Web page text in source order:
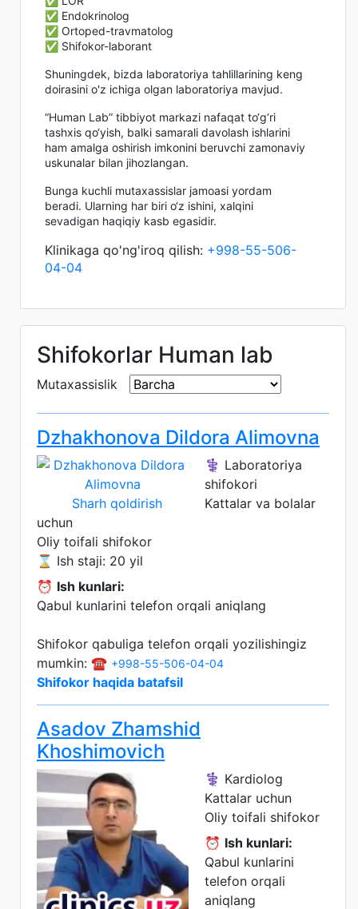
✅ Endokrinolog
✅ Ortoped-travmatolog
✅ Shifokor-laborant
Shuningdek, bizda laboratoriya tahlillarining keng
doirasini o'z ichiga olgan laboratoriya mavjud.
“Human Lab” tibbiyot markazi nafaqat to‘g‘ri
tashxis qo‘yish, balki samarali davolash ishlarini
ham amalga oshirish imkonini beruvchi zamonaviy
uskunalar bilan jihozlangan.
Bunga kuchli mutaxassislar jamoasi yordam
beradi. Ularning har biri o‘z ishini, xalqini
sevadigan haqiqiy kasb egasidir.
Klinikaga qo'ng'iroq qilish: +998-55-506-
04-04
Shifokorlar Human lab
Mutaxassislik
Dzhakhonova Dildora Alimovna
Sharh qoldirish
⚕️ Laboratoriya
shifokori
Kattalar va bolalar
uchun
Oliy toifali shifokor
⌛ Ish staji: 20 yil
⏰ Ish kunlari:
Qabul kunlarini telefon orqali aniqlang
Shifokor qabuliga telefon orqali yozilishingiz
mumkin: ☎️ +998-55-506-04-04
Shifokor haqida batafsil
Asadov Zhamshid
Khoshimovich
⚕️ Kardiolog
Kattalar uchun
Oliy toifali shifokor
⏰ Ish kunlari:
Qabul kunlarini
telefon orqali
aniqlang